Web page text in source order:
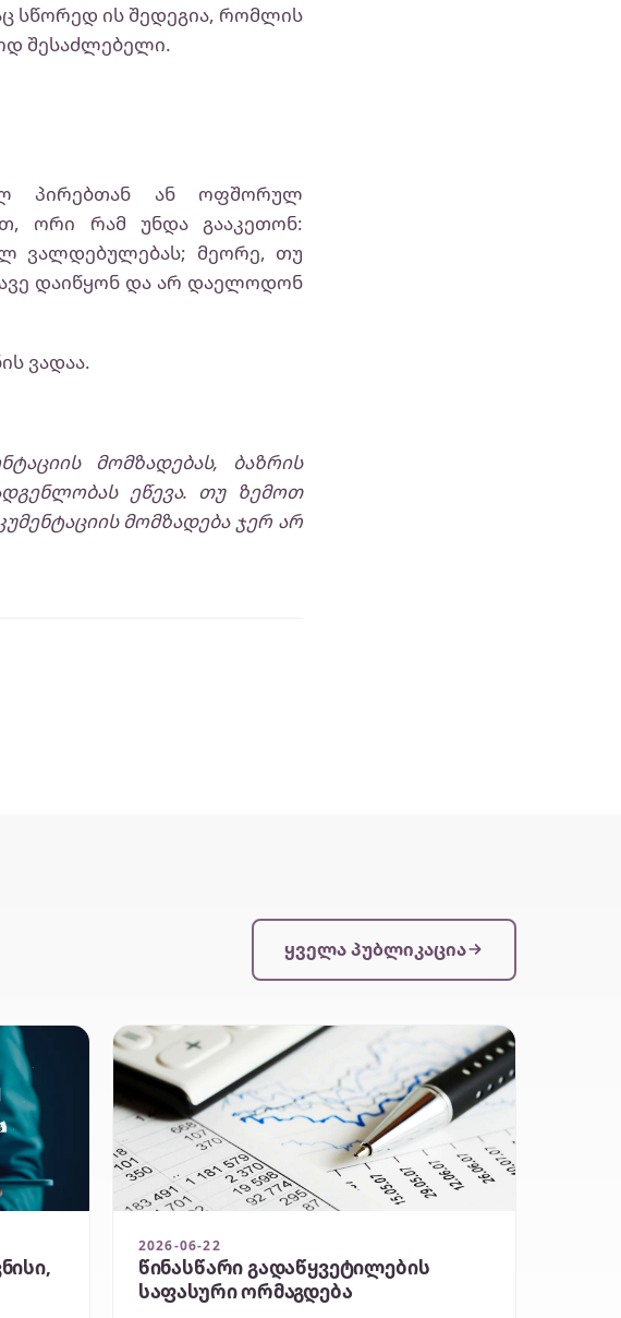
სწორედ ის შედეგია, რომლის
შესაძლებელი.
პირებთან ან ოფშორულ
ორი რამ უნდა გააკეთონ:
ვალდებულებას; მეორე, თუ
დაიწყონ და არ დაელოდონ
ვადაა.
მომზადებას, ბაზრის
ეწევა. თუ ზემოთ
მომზადება ჯერ არ
ყველა პუბლიკაცია
2026-06-22
წინასწარი გადაწყვეტილების
საფასური ორმაგდება